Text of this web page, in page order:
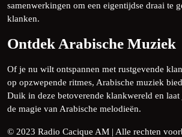
samenwerkingen om een eigentijdse draai te
klanken.
Ontdek Arabische Muziek
Of je nu wilt ontspannen met rustgevende
op opzwepende ritmes, Arabische muziek
Duik in deze betoverende klankwereld en
de magie van Arabische melodieën.
© 2023 Radio Cacique AM | Alle rechten